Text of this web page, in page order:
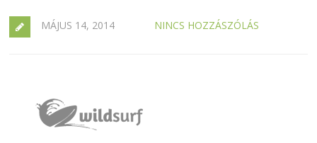
MÁJUS 14, 2014 NINCS HOZZÁSZÓLÁS